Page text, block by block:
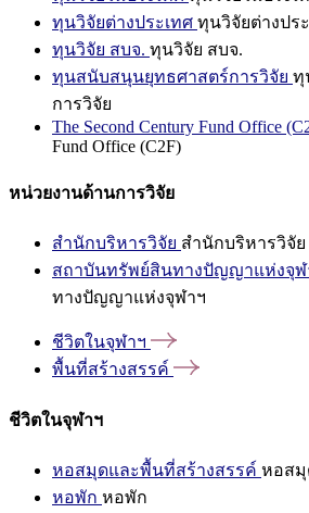
ทุนวิจัยต่างประเทศ ทุนวิจัยต่างปร
ทุนวิจัย สบจ. ทุนวิจัย สบจ.
ทุนสนับสนุนยุทธศาสตร์การวิจัย ทุ
การวิจัย
The Second Century Fund Office
Fund Office (C2F)
หน่วยงานด้านการวิจัย
สำนักบริหารวิจัย สำนักบริหารวิจัย
สถาบันทรัพย์สินทางปัญญาแห่งจุฬ
ทางปัญญาแห่งจุฬาฯ
ชีวิตในจุฬาฯ
พื้นที่สร้างสรรค์
ชีวิตในจุฬาฯ
หอสมุดและพื้นที่สร้างสรรค์ หอสมุ
หอพัก หอพัก